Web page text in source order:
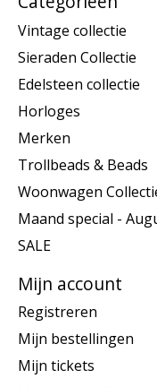
Vintage collectie
Sieraden Collectie
Edelsteen collectie
Horloges
Merken
Trollbeads & Beads
Woonwagen
Maand special -
SALE
Mijn account
Registreren
Mijn bestellingen
Mijn tickets